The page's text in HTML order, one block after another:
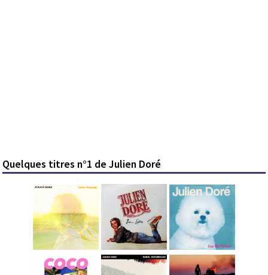
Quelques titres n°1 de Julien Doré